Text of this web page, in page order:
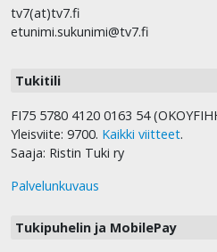
tv7(at)tv7.fi
etunimi.sukunimi@tv7.fi
Tukitili
FI75 5780 4120 0163 54
Yleisviite: 9700. Kaikki viitteet.
Saaja: Ristin Tuki ry
Palvelunkuvaus
Tukipuhelin ja MobilePay